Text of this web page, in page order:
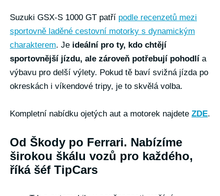
Suzuki GSX-S 1000 GT patří podle recenzetů mezi
sportovně laděné cestovní motorky s dynamickým
charakterem. Je ideální pro ty, kdo chtějí
sportovnější jízdu, ale zároveň potřebují pohodlí a
výbavu pro delší výlety. Pokud tě baví svižná jízda po
okreskách i víkendové tripy, je to skvělá volba.
Kompletní nabídku ojetých aut a motorek najdete ZDE.
Od Škody po Ferrari. Nabízíme
širokou škálu vozů pro každého,
říká šéf TipCars